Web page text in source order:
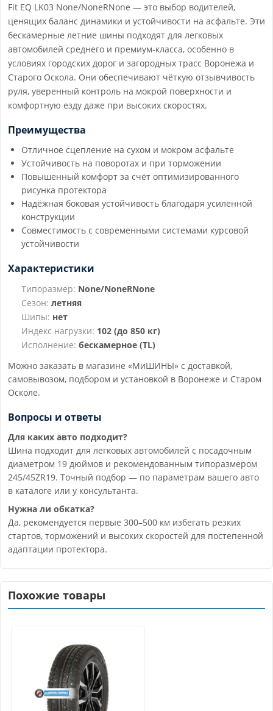
Fit EQ LK03 None/NoneRNone — это выбор водителей,
ценящих баланс динамики и устойчивости на асфальте. Эти
бескамерные летние шины подходят для легковых
автомобилей среднего и премиум-класса, особенно в
условиях городских дорог и загородных трасс Воронежа и
Старого Оскола. Они обеспечивают чёткую отзывчивость
руля, уверенный контроль на мокрой поверхности и
комфортную езду даже при высоких скоростях.
Преимущества
Отличное сцепление на сухом и мокром асфальте
Устойчивость на поворотах и при торможении
Повышенный комфорт за счёт оптимизированного
рисунка протектора
Надёжная боковая устойчивость благодаря усиленной
конструкции
Совместимость с современными системами курсовой
устойчивости
Характеристики
Типоразмер: None/NoneRNone
Сезон: летняя
Шипы: нет
Индекс нагрузки: 102 (до 850 кг)
Исполнение: бескамерное (TL)
Можно заказать в магазине «МиШИНЫ» с доставкой,
самовывозом, подбором и установкой в Воронеже и Старом
Осколе.
Вопросы и ответы
Для каких авто подходит?
Шина подходит для легковых автомобилей с посадочным
диаметром 19 дюймов и рекомендованным типоразмером
245/45ZR19. Точный подбор — по параметрам вашего авто
в каталоге или у консультанта.
Нужна ли обкатка?
Да, рекомендуется первые 300–500 км избегать резких
стартов, торможений и высоких скоростей для постепенной
адаптации протектора.
Похожие товары